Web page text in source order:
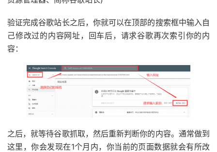
验证完成谷歌站长之后，你就可以在顶部的搜索框中输入自
己修改过的内容网址，回车后，请求谷歌再次索引你的内
容：
之后，就等待谷歌抓取，然后重新判断你的内容。通常做到
这里，你会发现在1个月内，你当前的页面数据就会有所改